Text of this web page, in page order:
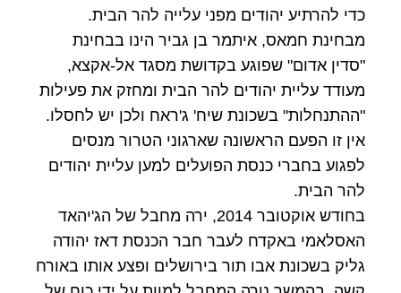
כדי להרתיע יהודים מפני עלייה להר הבית.
מבחינת חמאס, איתמר בן גביר הינו בבחינת
"סדין אדום" שפוגע בקדושת מסגד אל-אקצא,
מעודד עליית יהודים להר הבית ומחזק את פעילות
"ההתנחלות" בשכונת שיח' ג'ראח ולכן יש לחסלו.
אין זו הפעם הראשונה שארגוני הטרור מנסים
לפגוע בחברי כנסת הפועלים למען עליית יהודים
להר הבית.
בחודש אוקטובר 2014, ירה מחבל של הג'יהאד
האסלאמי באקדח לעבר חבר הכנסת דאז יהודה
גליק בשכונת אבו תור בירושלים ופצע אותו באורח